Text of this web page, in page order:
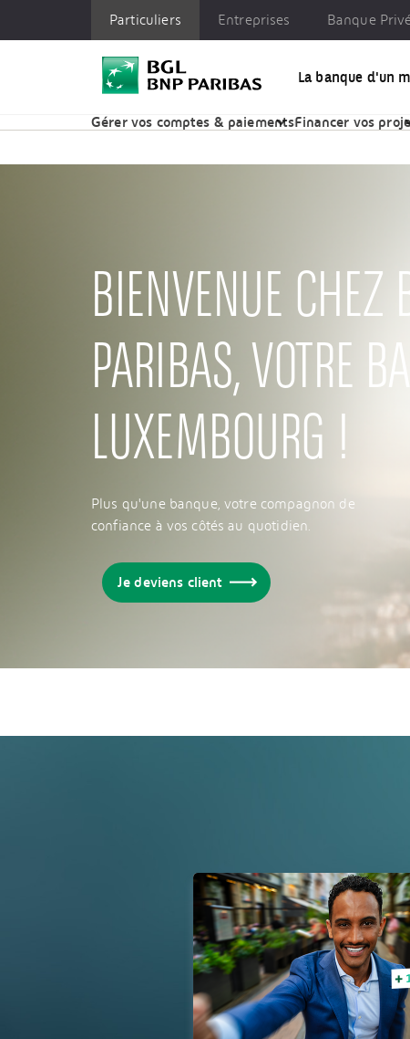
Entreprises Banque Privée
Particuliers Entreprises Banque
La banque d'un
Gérer vos comptes & paiementsFinancer vos
BIENVENUE CHEZ
PARIBAS, VOTRE
LUXEMBOURG !
Plus qu'une banque, votre compagnon de
confiance à vos côtés au quotidien.
Je deviens client